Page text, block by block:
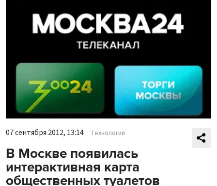
07 сентября 2012, 13:14 Технологии
В Москве появилась
интерактивная карта
общественных туалетов